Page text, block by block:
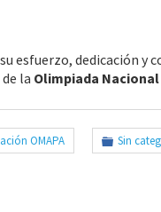
esfuerzo, dedicación y
la Olimpiada
OMAPA Sin